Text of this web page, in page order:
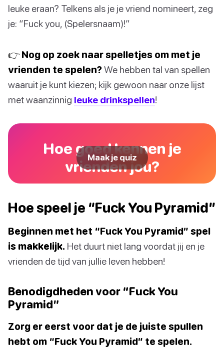
leuke eraan? Telkens als je je vriend nomineert, zeg
je: “Fuck you, (Spelersnaam)!”
👉 Nog op zoek naar spelletjes om met je
vrienden te spelen?We hebben tal van spellen
waaruit je kunt kiezen; kijk gewoon naar onze lijst
met waanzinnig leuke drinkspellen!
Hoe goed kennen je
vrienden jou?
Maak je quiz
Hoe speel je “Fuck You Pyramid”
Beginnen met het “Fuck You Pyramid” spel
is makkelijk. Het duurt niet lang voordat jij en je
vrienden de tijd van jullie leven hebben!
Benodigdheden voor “Fuck You
Pyramid”
Zorg er eerst voor dat je de juiste spullen
hebt om “Fuck You Pyramid” te spelen.